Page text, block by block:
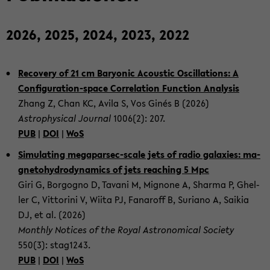
2026, 2025, 2024, 2023, 2022
Re­co­very of 21 cm Ba­ryo­nic Acoustic Oscil­la­ti­ons: A
Configuration-​space Cor­re­la­ti­on Func­tion Ana­ly­sis
Zhang Z, Chan KC, Avila S, Vos Ginés B (2026)
As­tro­phy­si­cal Jour­nal 1006(2): 207.
PUB | DOI | WoS
Si­mu­la­ting megaparsec-​scale jets of radio ga­la­xies: ma­
gne­to­hy­dro­dy­na­mics of jets reaching 5 Mpc
Giri G, Borgo­gno D, Ta­va­ni M, Mi­gno­ne A, Shar­ma P, Ghel­
ler C, Vit­to­ri­ni V, Wiita PJ, Fa­n­aroff B, Su­ria­no A, Sa­i­k­ia
DJ, et al. (2026)
Month­ly No­ti­ces of the Royal As­tro­no­mic­al So­cie­ty
550(3): stag1243.
PUB | DOI | WoS